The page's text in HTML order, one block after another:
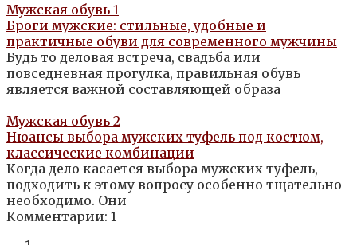
Мужская обувь 1
Броги мужские: стильные, удобные и
практичные обуви для современного мужчины
Будь то деловая встреча, свадьба или
повседневная прогулка, правильная обувь
является важной составляющей образа
Мужская обувь 2
Нюансы выбора мужских туфель под костюм,
классические комбинации
Когда дело касается выбора мужских туфель,
подходить к этому вопросу особенно тщательно
необходимо. Они
Комментарии: 1